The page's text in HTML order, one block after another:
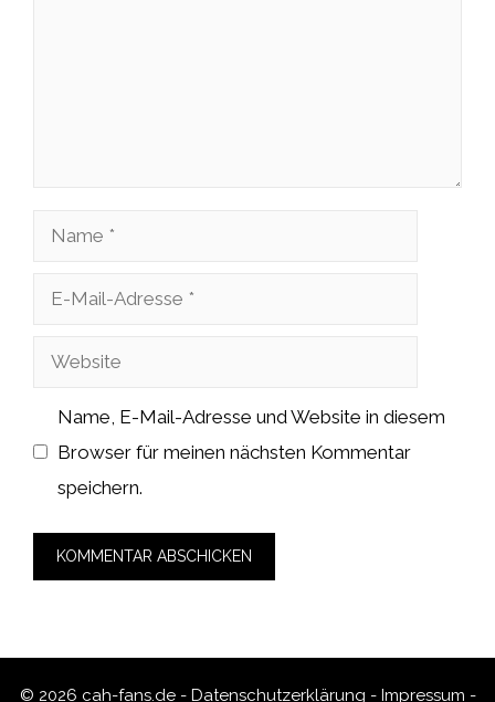
Name
Adresse
Website
Name, E-Mail-Adresse und Website in diesem
Browser für meinen nächsten Kommentar
speichern.
© 2026 cah-fans.de - Datenschutzerklärung - Impressum -